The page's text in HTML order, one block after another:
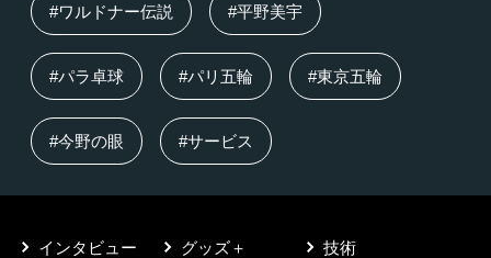
#ワルドナー伝説 #平野美宇
#パラ卓球 #パリ五輪 #東京五輪
#今野の眼 #サービス
インタビュー グッズ＋ 技術